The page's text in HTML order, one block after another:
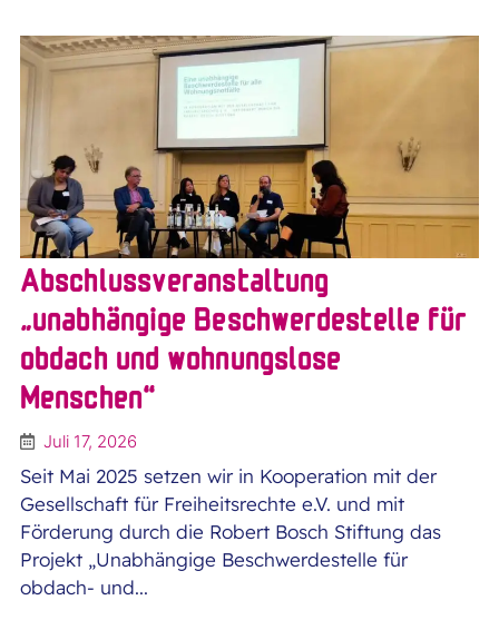
Abschlussveranstaltung
„unabhängige Beschwerdestelle für
obdach und wohnungslose
Menschen“
Juli 17, 2026
Seit Mai 2025 setzen wir in Kooperation mit der
Gesellschaft für Freiheitsrechte e.V. und mit
Förderung durch die Robert Bosch Stiftung das
Projekt „Unabhängige Beschwerdestelle für
obdach- und...